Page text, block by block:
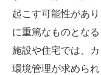
起こす可能性があ
に重篤なものとな
施設や住宅では、
環境管理が求められ